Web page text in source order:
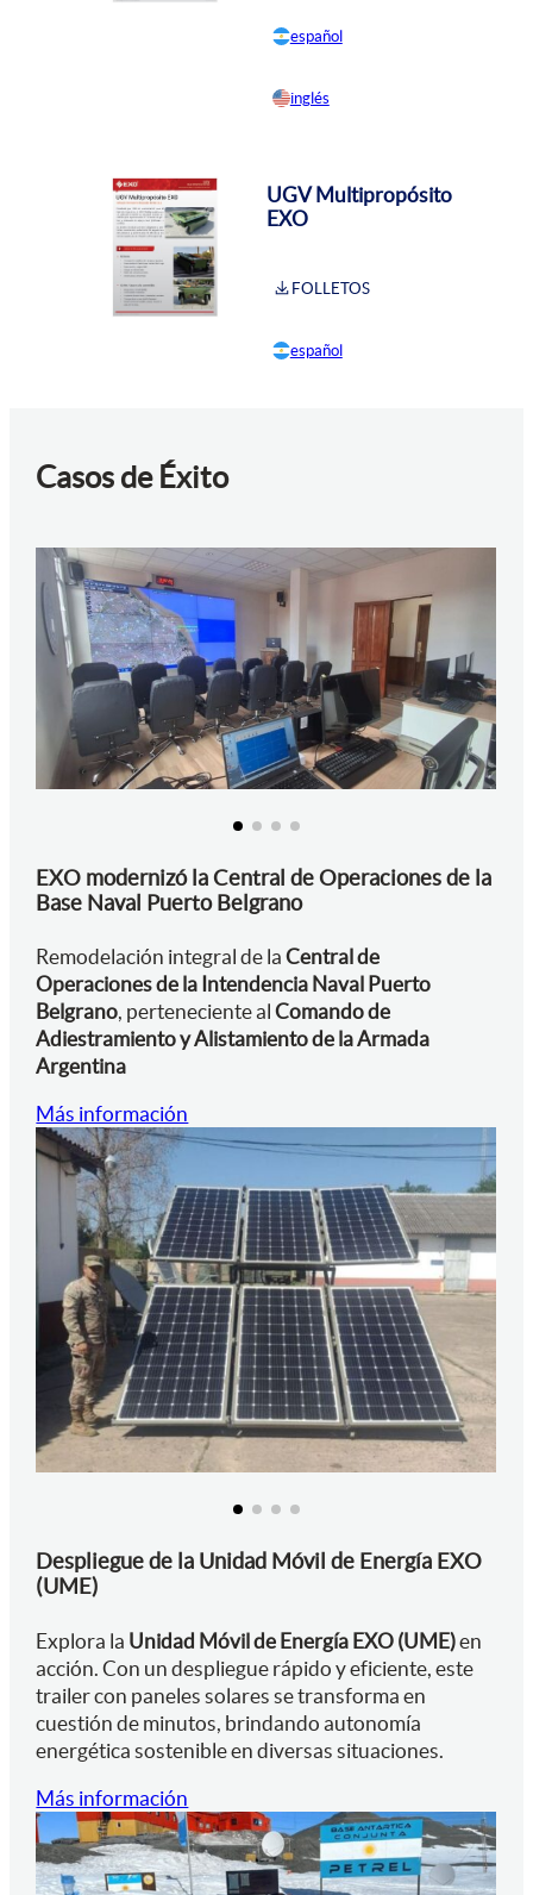
español
inglés
UGV Multipropósito
EXO
FOLLETOS
español
Casos de Éxito
EXO modernizó la Central de Operaciones de la
Base Naval Puerto Belgrano
Remodelación integral de laCentral de
Operaciones de la Intendencia Naval Puerto
Belgrano, perteneciente alComando de
Adiestramiento y Alistamiento de la Armada
Argentina
Más información
Despliegue de la Unidad Móvil de Energía EXO
(UME)
Explora la Unidad Móvil de Energía EXO (UME)en
acción. Con un despliegue rápido y eficiente, este
trailer con paneles solares se transforma en
cuestión de minutos, brindando autonomía
energética sostenible en diversas situaciones.
Más información